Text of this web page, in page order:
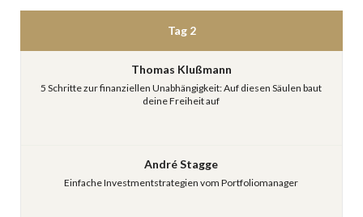
Tag 2
Thomas Klußmann
5 Schritte zur finanziellen Unabhängigkeit: Auf diesen Säulen baut
deine Freiheit auf
André Stagge
Einfache Investmentstrategien vom Portfoliomanager